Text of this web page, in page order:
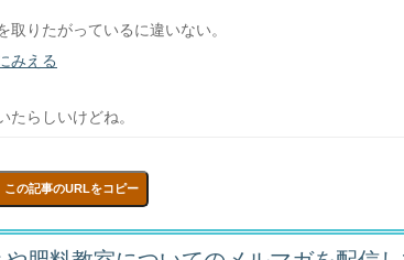
りたがっているに違いない。
みえる
たらしいけどね。
この記事のURLをコピー